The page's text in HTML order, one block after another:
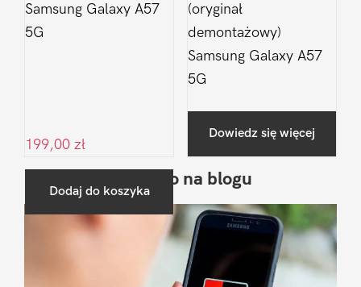
Samsung Galaxy A57
5G
199,00 zł
Dodaj do koszyka
(oryginał
demontażowy)
Samsung Galaxy A57
5G
Dowiedz się więcej
Pierwszy
Sidebar
Ostatnio na blogu